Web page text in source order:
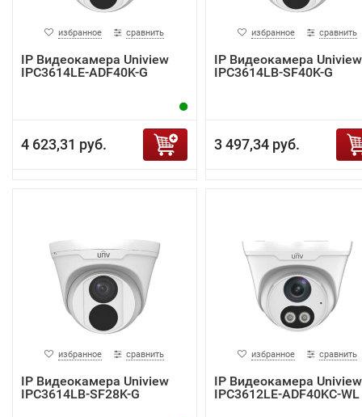
избранное сравнить
IP Видеокамера Uniview
IPC3614LE-ADF40K-G
4 623,31 руб.
избранное сравнить
IP Видеокамера Uniview
IPC3614LB-SF40K-G
3 497,34 руб.
избранное сравнить
IP Видеокамера Uniview
IPC3614LB-SF28K-G
избранное сравнить
IP Видеокамера Uniview
IPC3612LE-ADF40KC-WL